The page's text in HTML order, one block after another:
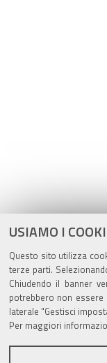
USIAMO I
Questo sito utilizza
terze parti.
Chiudendo il banner
potrebbero non
laterale "Gestisci
Per maggiori